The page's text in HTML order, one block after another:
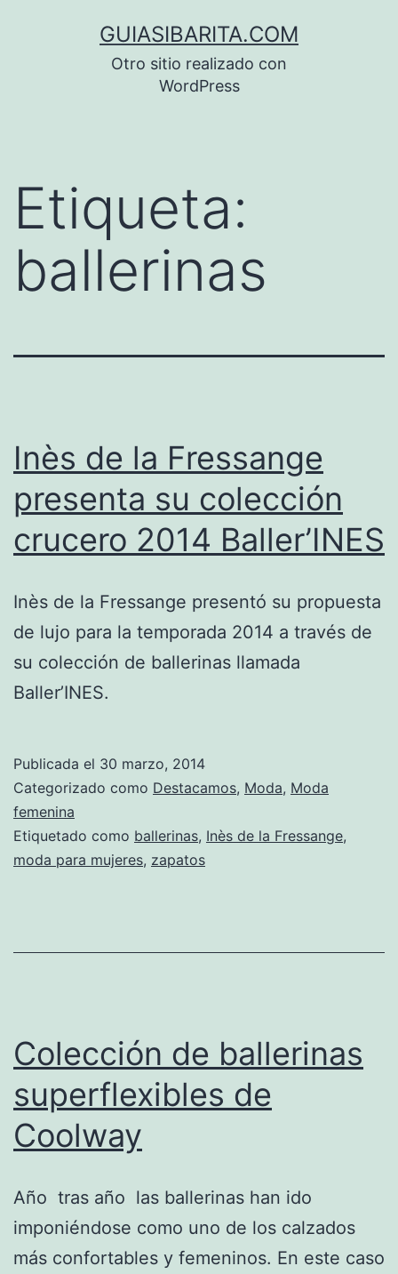
GUIASIBARITA.COM
Otro sitio realizado con
WordPress
Etiqueta:
ballerinas
Inès de la Fressange
presenta su colección
crucero 2014 Baller’INES
Inès de la Fressange presentó su propuesta
de lujo para la temporada 2014 a través de
su colección de ballerinas llamada
Baller’INES.
Publicada el 30 marzo, 2014
Categorizado como Destacamos, Moda, Moda
femenina
Etiquetado como ballerinas, Inès de la Fressange,
moda para mujeres, zapatos
Colección de ballerinas
superflexibles de
Coolway
Año tras año las ballerinas han ido
imponiéndose como uno de los calzados
más confortables y femeninos. En este caso